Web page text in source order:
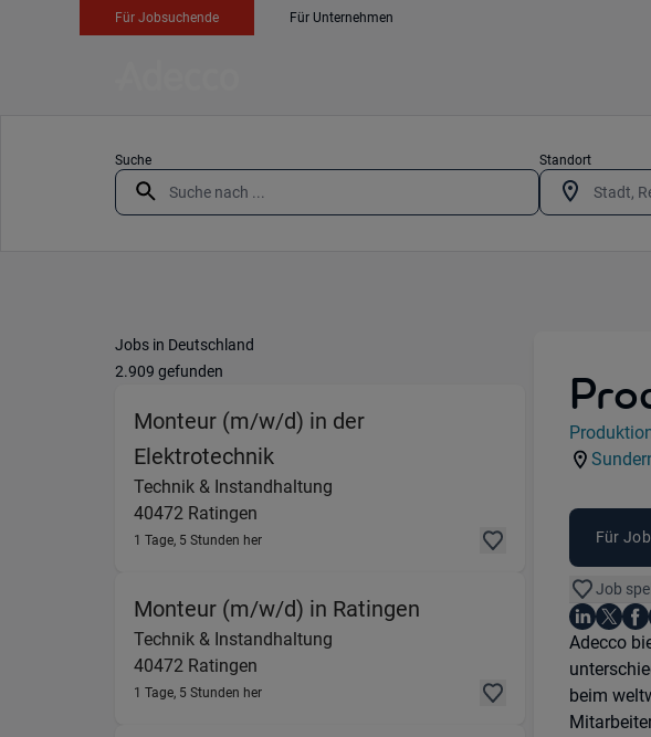
Für Jobsuchende Für Unternehmen
Suche Standort
Jobs in Deutschland
2.909 gefunden
Monteur (m/w/d) in der
Elektrotechnik(Technik & Instandhaltung) in 40472
Technik & Instandhaltung
40472 Ratingen
1 Tage, 5 Stunden her
Monteur (m/w/d) in Ratingen (Technik &
Technik & Instandhaltung
40472 Ratingen
1 Tage, 5 Stunden her
Jobdetails
Für
Job
Teile
AufAuf XAuf
Einleitung
Adecco
beim